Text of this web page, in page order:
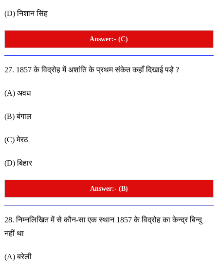
(D) निशान सिंह
Answer:- (C)
27. 1857 के विद्रोह में अशांति के प्रथम संकेत कहाँ दिखाई पड़े ?
(A) अवध
(B) बंगाल
(C) मेरठ
(D) बिहार
Answer:- (B)
28. निम्नलिखित में से कौन-सा एक स्थान 1857 के विद्रोह का केन्द्रबिन्दु
नहीं था
(A) बरेली